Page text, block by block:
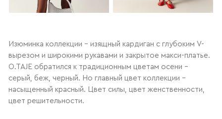
Изюминка коллекции – изящный кардиган с глубоким V-
вырезом и широкими рукавами и закрытое макси-платье.
O.TAJE обратился к традиционным цветам осени –
серый, беж, черный. Но главный цвет коллекции –
насыщенный красный. Цвет силы, цвет женственности,
цвет решительности.